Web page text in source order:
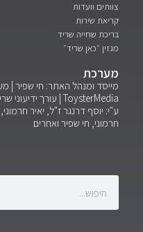
צוותים וועדות
קריאת שירות
בריכת שחייה שריד
מגזין ״כאן שריד״
מערכת
מייסד ומנהל האתר: חי שפיר |
ToysterMedia | עורך ידיעוני
ע"י: יוסף דרנגר ז"ל, יאיר
חרמוני, חי שפיר ואחרים